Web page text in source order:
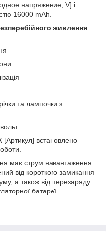
напряжение, V] і
16000 mAh.
живлення
та лампочки з
[Артикул] встановлено
має струм навантаження
від короткого замикання
а також від перезаряду
батареї.